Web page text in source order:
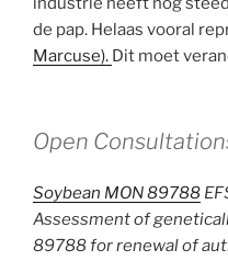
de pap. Helaas vooral
Marcuse). Dit moet
Open
Soybean MON 89788
Assessment of
89788 for renewal of